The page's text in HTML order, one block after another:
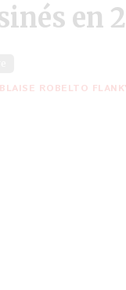
en
BLAISE ROBELTO